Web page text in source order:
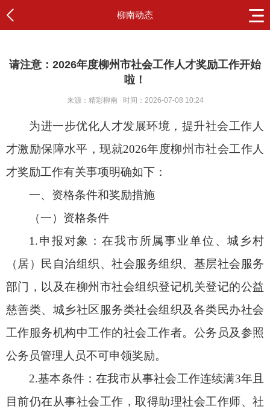
柳南动态
请注意：2026年度柳州市社会工作人才奖励工作开始
啦！
来源：精彩柳南 时间：2026-07-08 10:24
为进一步优化人才发展环境，提升社会工作人
才激励保障水平，现就2026年度柳州市社会工作人
才奖励工作有关事项明确如下：
一、资格条件和奖励措施
（一）资格条件
1.申报对象：在我市所属事业单位、城乡村
（居）民自治组织、社会服务组织、基层社会服务
部门，以及在柳州市社会组织登记机关登记的公益
慈善类、城乡社区服务类社会组织及各类民办社会
工作服务机构中工作的社会工作者。公务员及参照
公务员管理人员不可申领奖励。
2.基本条件：在我市从事社会工作连续满3年且
目前仍在从事社会工作，取得助理社会工作师、社